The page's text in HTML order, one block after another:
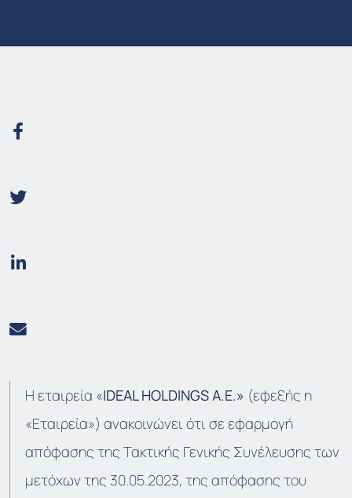
Η εταιρεία «IDEAL HOLDINGS A.E.» (εφεξής η
«Εταιρεία») ανακοινώνει ότι σε εφαρμογή
απόφασης της Τακτικής Γενικής Συνέλευσης των
μετόχων της 30.05.2023, της απόφασης του